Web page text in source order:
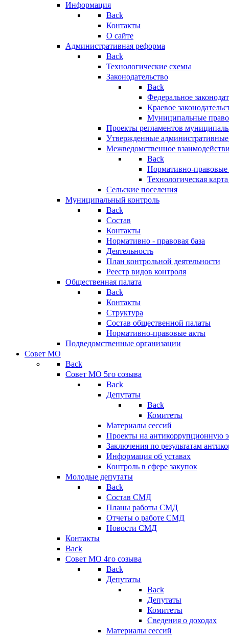
Информация
Back
Контакты
О сайте
Административная реформа
Back
Технологические схемы
Законодательство
Back
Федеральное
Краевое
Муниципальные
Проекты регламентов
Утвержденные
Межведомственное
Back
Нормативно-правовые
Технологическая
Сельские поселения
Муниципальный контроль
Back
Состав
Контакты
Нормативно - правовая база
Деятельность
План контрольной деятельности
Реестр видов контроля
Общественная палата
Back
Контакты
Структура
Состав общественной палаты
Нормативно-правовые акты
Подведомственные организации
Совет МО
Back
Совет МО 5го созыва
Back
Депутаты
Back
Комитеты
Материалы сессий
Проекты на антикоррупционную
Заключения по результатам
Информация об уставах
Контроль в сфере закупок
Молодые депутаты
Back
Состав СМД
Планы работы СМД
Отчеты о работе СМД
Новости СМД
Контакты
Back
Совет МО 4го созыва
Back
Депутаты
Back
Депутаты
Комитеты
Сведения о доходах
Материалы сессий